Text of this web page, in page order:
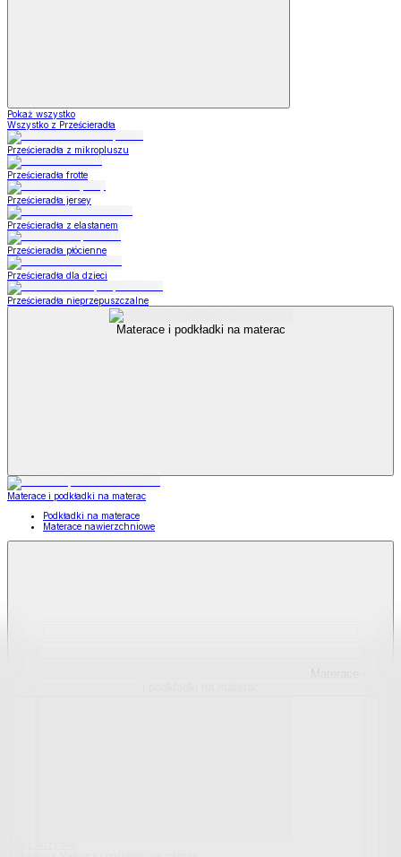
Pokaż wszystko
Wszystko z Prześcieradła
Prześcieradła z mikropluszu
Prześcieradła frotte
Prześcieradła jersey
Prześcieradła z elastanem
Prześcieradła płócienne
Prześcieradła dla dzieci
Prześcieradła nieprzepuszczalne
Materace i podkładki na materac
Materace i podkładki na materac
Podkładki na materace
Materace nawierzchniowe